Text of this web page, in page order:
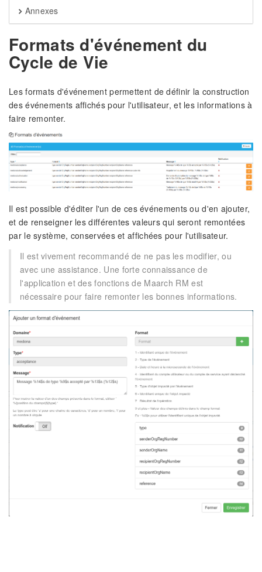
Annexes
Formats d'événement du
Cycle de Vie
Les formats d'événement permettent de définir la construction
des événements affichés pour l'utilisateur, et les informations à
faire remonter.
Il est possible d'éditer l'un de ces événements ou d'en ajouter,
et de renseigner les différentes valeurs qui seront remontées
par le système, conservées et affichées pour l'utilisateur.
Il est vivement recommandé de ne pas les modifier, ou
avec une assistance. Une forte connaissance de
l'application et des fonctions de Maarch RM est
nécessaire pour faire remonter les bonnes informations.